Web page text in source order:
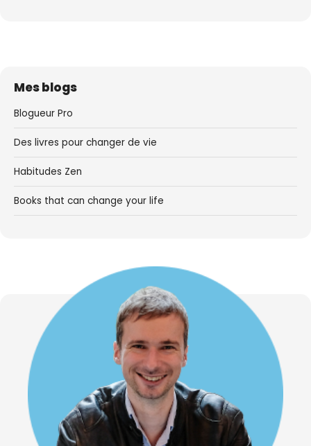
Mes blogs
Blogueur Pro
Des livres pour changer de vie
Habitudes Zen
Books that can change your life